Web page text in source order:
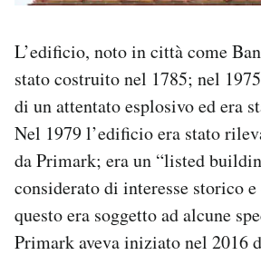
L’edificio, noto in città come
stato costruito nel 1785; nel
di un attentato esplosivo ed era
Nel 1979 l’edificio era stato
da Primark; era un “listed
considerato di interesse storico
questo era soggetto ad alcune
Primark aveva iniziato nel 2016